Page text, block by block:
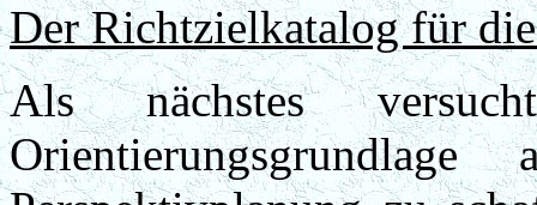
Der Richtzielkatalog für
Als nächstes